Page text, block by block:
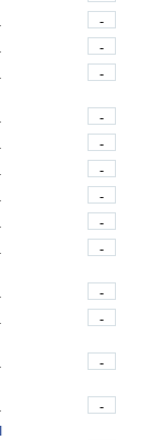
-
-
-
-
-
-
-
-
-
-
-
-
-